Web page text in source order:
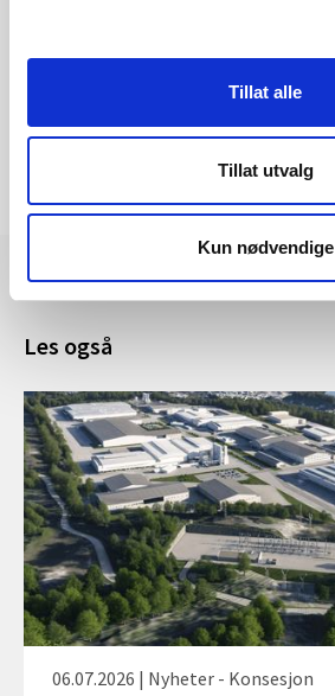
Tillat alle
Tillat utvalg
Kun nødvendige
Les også
06.07.2026 | Nyheter - Konsesjon